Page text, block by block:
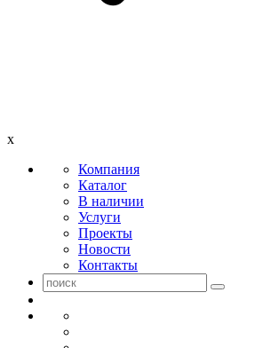
x
Компания
Каталог
В наличии
Услуги
Проекты
Новости
Контакты